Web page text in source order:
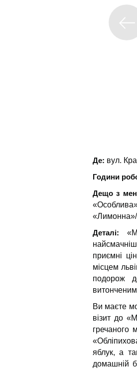
Де: вул.
Години
Дещо з
Деталі:
приємні
місцем
подорож
Ви маєте
візит до
гречаного
яблук, а
домашній